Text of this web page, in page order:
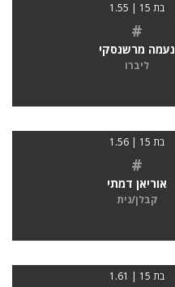
בת 15 | 1.55
#
נעמה מרשנסקי
ליברו
בת 15 | 1.56
#
אוריאן דמתי
קבלן/נית
בת 15 | 1.61